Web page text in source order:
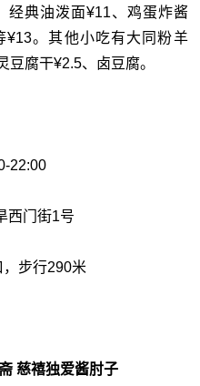
经典油泼面¥11、鸡蛋炸酱
¥13。其他小吃有大同粉羊
豆腐干¥2.5、卤豆腐。
22:00
西门街1号
步行290米
慈鿋独爱酱肘子